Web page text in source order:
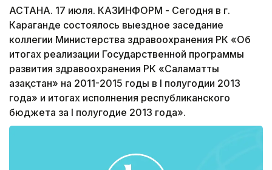
АСТАНА. 17 июля. КАЗИНФОРМ - Сегодня в г.
Караганде состоялось выездное заседание
коллегии Министерства здравоохранения РК «Об
итогах реализации Государственной программы
развития здравоохранения РК «Саламатты
Қазақстан» на 2011-2015 годы в І полугодии 2013
года» и итогах исполнения республиканского
бюджета за І полугодие 2013 года».